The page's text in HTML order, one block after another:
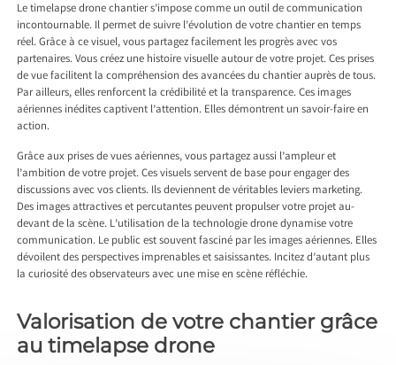
Le timelapse drone chantier s’impose comme un outil de communication
incontournable. Il permet de suivre l’évolution de votre chantier en temps
réel. Grâce à ce visuel, vous partagez facilement les progrès avec vos
partenaires. Vous créez une histoire visuelle autour de votre projet. Ces prises
de vue facilitent la compréhension des avancées du chantier auprès de tous.
Par ailleurs, elles renforcent la crédibilité et la transparence. Ces images
aériennes inédites captivent l’attention. Elles démontrent un savoir-faire en
action.
Grâce aux prises de vues aériennes, vous partagez aussi l’ampleur et
l’ambition de votre projet. Ces visuels servent de base pour engager des
discussions avec vos clients. Ils deviennent de véritables leviers marketing.
Des images attractives et percutantes peuvent propulser votre projet au-
devant de la scène. L’utilisation de la technologie drone dynamise votre
communication. Le public est souvent fasciné par les images aériennes. Elles
dévoilent des perspectives imprenables et saisissantes. Incitez d’autant plus
la curiosité des observateurs avec une mise en scène réfléchie.
Valorisation de votre chantier grâce
au timelapse drone